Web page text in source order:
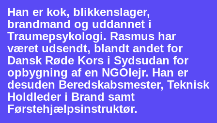
Han er kok, blikkenslager,
brandmand og uddannet i
Traumepsykologi. Rasmus har
været udsendt, blandt andet for
Dansk Røde Kors i Sydsudan for
opbygning af en NGOlejr. Han er
desuden Beredskabsmester, Teknisk
Holdleder i Brand samt
Førstehjælpsinstruktør.